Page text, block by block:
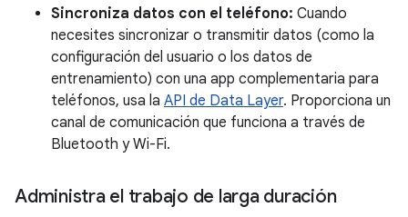
Sincroniza datos con el teléfono: Cuando
necesites sincronizar o transmitir datos (como la
configuración del usuario o los datos de
entrenamiento) con una app complementaria para
teléfonos, usa la API de Data Layer. Proporciona un
canal de comunicación que funciona a través de
Bluetooth y Wi-Fi.
Administra el trabajo de larga duración